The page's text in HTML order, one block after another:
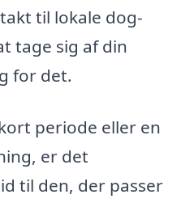
til lokale dog-
tage sig af din
for det.
periode eller en
er det
til den, der passer